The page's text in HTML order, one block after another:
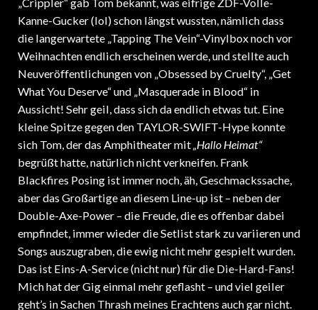
Kanne-Gucker (lol) schon längst wussten, nämlich dass
die langerwartete „Tapping The Vein“-Vinylbox noch vor
Weihnachten endlich erscheinen werde, und stellte auch
Neuveröffentlichungen von „Obsessed by Cruelty“, „Get
What You Deserve“ und „Masquerade in Blood“ in
Aussicht! Sehr geil, dass sich da endlich etwas tut. Eine
kleine Spitze gegen den TAYLOR-SWIFT-Hype konnte
sich Tom, der das Amphitheater mit „Hallo Heimat“
begrüßt hatte, natürlich nicht verkneifen. Frank
Blackfires Posing ist immer noch, äh, Geschmackssache,
aber das Großartige an diesem Line-up ist – neben der
Double-Axe-Power – die Freude, die es offenbar dabei
empfindet, immer wieder die Setlist stark zu variieren und
Songs auszugraben, die ewig nicht mehr gespielt wurden.
Das ist Eins-A-Service (nicht nur) für die Die-Hard-Fans!
Mich hat der Gig einmal mehr geflasht – und viel geiler
geht’s in Sachen Thrash meines Erachtens auch gar nicht.